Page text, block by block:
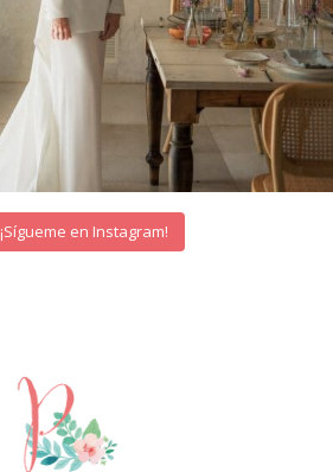
¡Sígueme en Instagram!